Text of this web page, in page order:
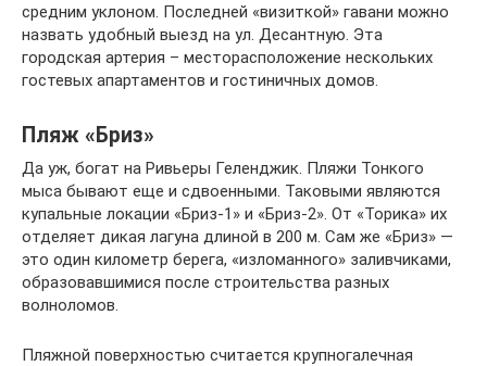
средним уклоном. Последней «визиткой» гавани можно
назвать удобный выезд на ул. Десантную. Эта
городская артерия – месторасположение нескольких
гостевых апартаментов и гостиничных домов.
Пляж «Бриз»
Да уж, богат на Ривьеры Геленджик. Пляжи Тонкого
мыса бывают еще и сдвоенными. Таковыми являются
купальные локации «Бриз-1» и «Бриз-2». От «Торика» их
отделяет дикая лагуна длиной в 200 м. Сам же «Бриз» —
это один километр берега, «изломанного» заливчиками,
образовавшимися после строительства разных
волноломов.
Пляжной поверхностью считается крупногалечная